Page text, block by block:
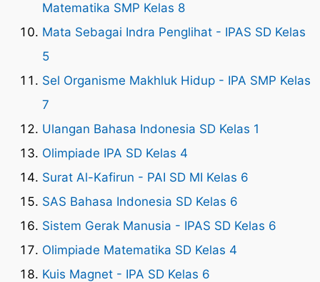
Matematika SMP Kelas 8
Mata Sebagai Indra Penglihat - IPAS SD Kelas
5
Sel Organisme Makhluk Hidup - IPA SMP Kelas
7
Ulangan Bahasa Indonesia SD Kelas 1
Olimpiade IPA SD Kelas 4
Surat Al-Kafirun - PAI SD MI Kelas 6
SAS Bahasa Indonesia SD Kelas 6
Sistem Gerak Manusia - IPAS SD Kelas 6
Olimpiade Matematika SD Kelas 4
Kuis Magnet - IPA SD Kelas 6